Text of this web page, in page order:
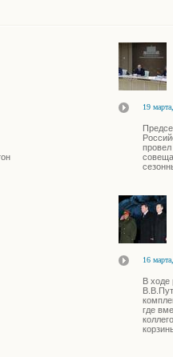
19
16
В ходе
где